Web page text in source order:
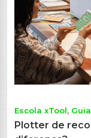
Escola xTool
Plotter de